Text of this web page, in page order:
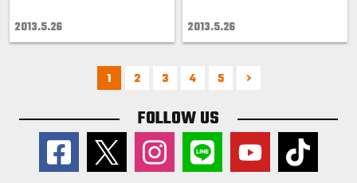
2013.5.26 2013.5.26
1 2 3 4 5
FOLLOW US